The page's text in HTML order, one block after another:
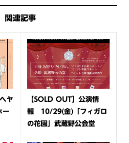
関連記事
ヤ
ー
【SOLD OUT】公演情
報 10/29(金)「フィガロ
の花園」武蔵野公会堂